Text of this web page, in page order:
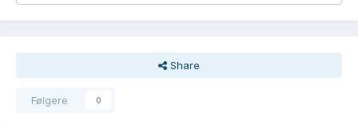
Share
Følgere 0